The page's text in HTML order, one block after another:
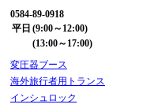
0584-89-0918
平日 (9:00～12:00)
(13:00～17:00)
変圧器ブース
海外旅行者用トランス
インシュロック